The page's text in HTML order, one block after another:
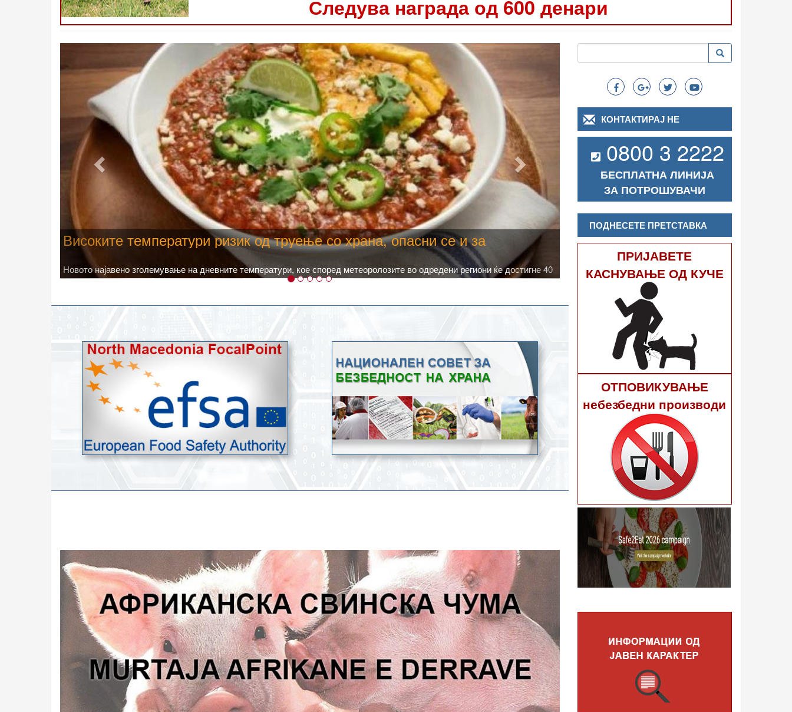
Следува награда од 600 денари
Водата во Гостивар може да се користи како техничка, продолжува
испораката на флаширана вода
Водата во Гостивар може да се користи како техничка, но не и за приготвување храна.
Претходно Следно
Search
Пребарување Пребарување
КОНТАКТИРАЈ НЕ
0800 3 2222
БЕСПЛАТНА ЛИНИЈА
ЗА ПОТРОШУВАЧИ
ПОДНЕСЕТЕ ПРЕТСТАВКА
ПРИЈАВЕТЕ
КАСНУВАЊЕ ОД КУЧЕ
ОТПОВИКУВАЊЕ
небезбедни производи